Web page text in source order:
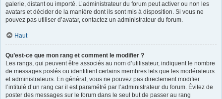
galerie, distant ou importé. L’administrateur du forum peut activer ou non les
avatars et décider de la manière dont ils sont mis à disposition. Si vous ne
pouvez pas utiliser d’avatar, contactez un administrateur du forum.
Haut
Qu’est-ce que mon rang et comment le modifier ?
Les rangs, qui peuvent être associés au nom d’utilisateur, indiquent le nombre
de messages postés ou identifient certains membres tels que les modérateurs
et administrateurs. En général, vous ne pouvez pas directement modifier
l’intitulé d’un rang car il est paramétré par l’administrateur du forum. Évitez de
poster des messages sur le forum dans le seul but de passer au rang